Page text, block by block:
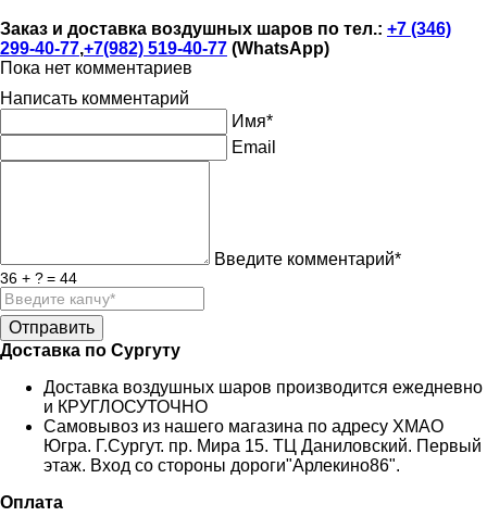
Заказ и доставка воздушных шаров по тел.: +7 (346)
299-40-77,+7(982) 519-40-77 (WhatsApp)
Пока нет комментариев
Написать комментарий
Имя*
Email
Введите комментарий*
36 + ? = 44
Доставка по Сургуту
Доставка воздушных шаров производится ежедневно
и КРУГЛОСУТОЧНО
Самовывоз из нашего магазина по адресу ХМАО
Югра. Г.Сургут. пр. Мира 15. ТЦ Даниловский. Первый
этаж. Вход со стороны дороги"Арлекино86".
Оплата